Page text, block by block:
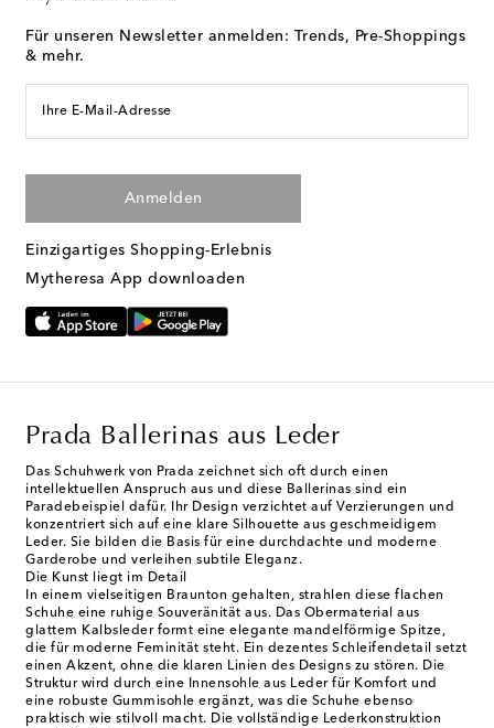
Für unseren Newsletter anmelden: Trends, Pre-Shoppings
& mehr.
Ihre E-Mail-Adresse
Anmelden
Einzigartiges Shopping-Erlebnis
Mytheresa App downloaden
Prada Ballerinas aus Leder
Das Schuhwerk von Prada zeichnet sich oft durch einen
intellektuellen Anspruch aus und diese Ballerinas sind ein
Paradebeispiel dafür. Ihr Design verzichtet auf Verzierungen und
konzentriert sich auf eine klare Silhouette aus geschmeidigem
Leder. Sie bilden die Basis für eine durchdachte und moderne
Garderobe und verleihen subtile Eleganz.
Die Kunst liegt im Detail
In einem vielseitigen Braunton gehalten, strahlen diese flachen
Schuhe eine ruhige Souveränität aus. Das Obermaterial aus
glattem Kalbsleder formt eine elegante mandelförmige Spitze,
die für moderne Feminität steht. Ein dezentes Schleifendetail setzt
einen Akzent, ohne die klaren Linien des Designs zu stören. Die
Struktur wird durch eine Innensohle aus Leder für Komfort und
eine robuste Gummisohle ergänzt, was die Schuhe ebenso
praktisch wie stilvoll macht. Die vollständige Lederkonstruktion